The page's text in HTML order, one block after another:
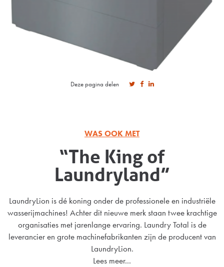
Deze pagina delen
WAS OOK MET
“The King of
Laundryland”
LaundryLion is dé koning onder de professionele en industriële
wasserijmachines! Achter dit nieuwe merk staan twee krachtige
organisaties met jarenlange ervaring. Laundry Total is de
leverancier en grote machinefabrikanten zijn de producent van
LaundryLion.
Lees meer...